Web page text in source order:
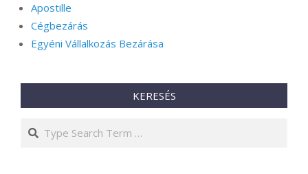
Apostille
Cégbezárás
Egyéni Vállalkozás Bezárása
KERESÉS
Search